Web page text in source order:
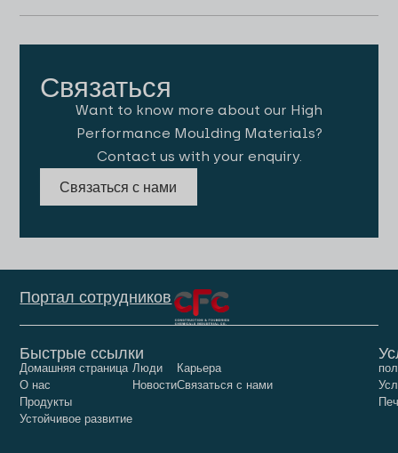
Связаться
Want to know more about our High
Performance Moulding Materials?
Contact us with your enquiry.
Связаться с нами
Портал сотрудников
Быстрые ссылки
Домашняя страница
О нас
Продукты
Устойчивое развитие
Люди
Новости
Карьера
Связаться с нами